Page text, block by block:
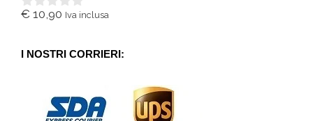
0
5
€ 10,90 Iva inclusa
I NOSTRI CORRIERI: